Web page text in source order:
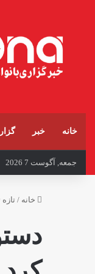
خانه خبر
جمعه, آگوست 7 2026
خانه /